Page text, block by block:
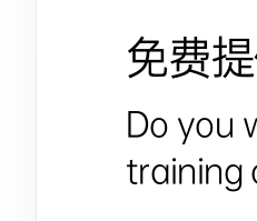
免费
Do you
training